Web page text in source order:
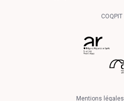
COQPIT
Mentions légales